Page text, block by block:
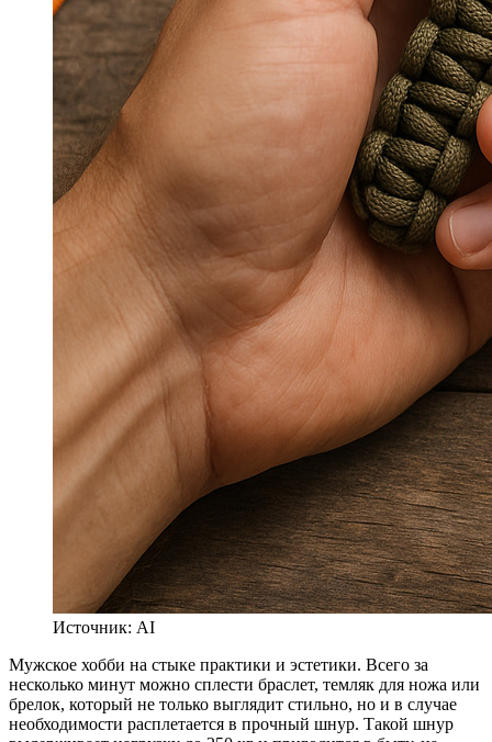
Источник: AI
Мужское хобби на стыке практики и эстетики. Всего за
несколько минут можно сплести браслет, темляк для ножа или
брелок, который не только выглядит стильно, но и в случае
необходимости расплетается в прочный шнур. Такой шнур